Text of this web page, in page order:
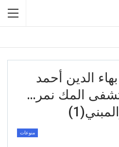
الدين أحمد
المك نمر…
منوعات